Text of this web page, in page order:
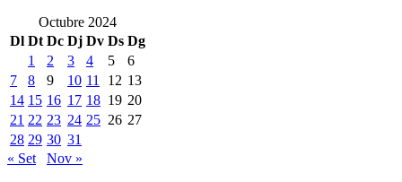
Octubre 2024
Dl Dt Dc Dj Dv Ds Dg
1
2 3 4 5
6
7
8 9 10 11 12 13
14 15 16 17 18 19 20
21 22 23 24 25 26 27
28 29 30 31
« Set
Nov »